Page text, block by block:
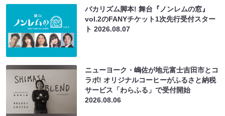
バカリズム脚本! 舞台『ノンレムの窓』
vol.2のFANYチケット1次先行受付スター
ト2026.08.07
ニューヨーク・嶋佐が地元富士吉田市とコ
ラボ! オリジナルコーヒーがふるさと納税
サービス「わらふる」で受付開始
2026.08.06